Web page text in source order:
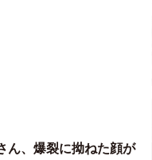
ん、爆裂に拗ねた顔が